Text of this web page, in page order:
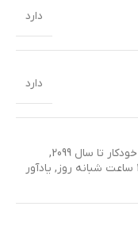
دارد
دارد
تا سال 2099
,
, یادآور